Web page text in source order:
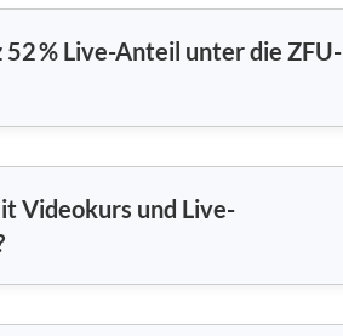
% Live-Anteil unter die ZFU-
Videokurs und Live-